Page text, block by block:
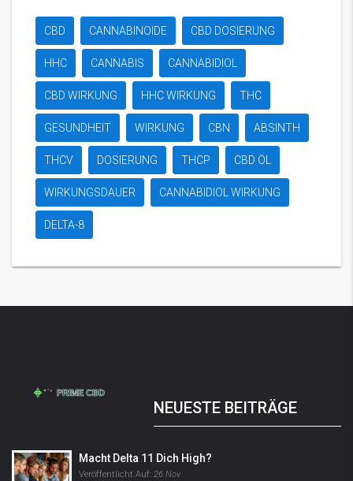
CBD CANNABINOIDE CBD DOSIERUNG
HHC CANNABIS CANNABIDIOL
CBD WIRKUNG HHC WIRKUNG THC
GESUNDHEIT WIRKUNG CBN ABSINTH
THCV DOSIERUNG THCP CBD ÖL
WIRKUNGSDAUER CANNABIDIOL WIRKUNG
DELTA-8
NEUESTE BEITRÄGE
Macht Delta 11 Dich High?
Veröffentlicht Auf: 26 Nov